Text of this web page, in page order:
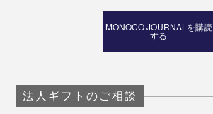
MONOCO JOURNALを購読
する
法人ギフトのご相談